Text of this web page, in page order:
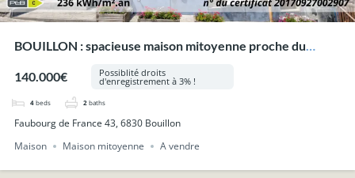
BOUILLON : spacieuse maison mitoyenne proche du
140.000€
Possiblité droits
d'enregistrement à 3% !
4 beds 2 baths
Faubourg de France 43, 6830 Bouillon
Maison
Maison mitoyenne A vendre